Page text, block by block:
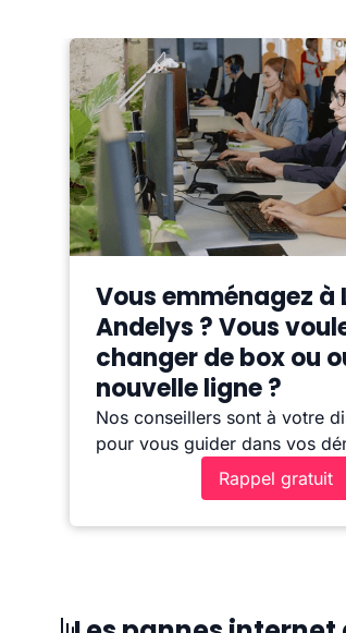
Vous emménagez à
Andelys ? Vous
changer de box ou
nouvelle ligne ?
Nos conseillers sont à votre
pour vous guider dans vos
Rappel gratuit